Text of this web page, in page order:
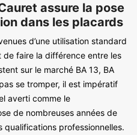
assure la pose
dans les placards
d’une utilisation standard
faire la différence entre les
sur le marché BA 13, BA
se tromper, il est impératif
averti comme le
de nombreuses années de
qualifications professionnelles.